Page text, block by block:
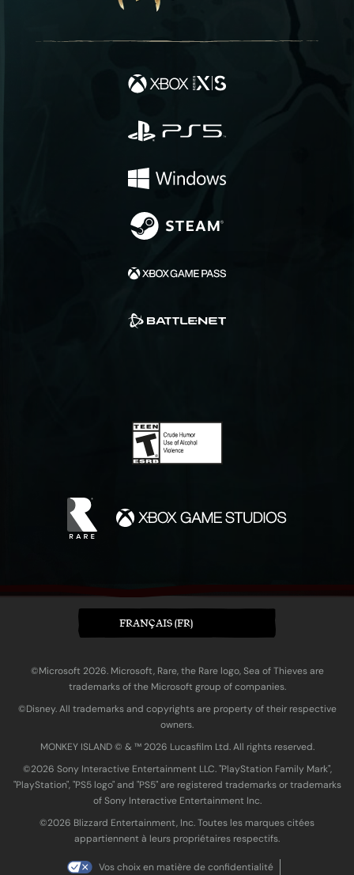
FRANÇAIS (FR)
©Microsoft 2026. Microsoft, Rare, the Rare logo, Sea of Thieves are
trademarks of the Microsoft group of companies.
©Disney. All trademarks and copyrights are property of their respective
owners.
MONKEY ISLAND © & ™ 20‍26 Lucasfilm Ltd. All rights reserved.
©2026 Sony Interactive Entertainment LLC. "PlayStation Family Mark",
"PlayStation", "PS5 logo" and "PS5" are registered trademarks or trademarks
of Sony Interactive Entertainment Inc.
©2026 Blizzard Entertainment, Inc. Toutes les marques citées
appartiennent à leurs propriétaires respectifs.
Vos choix en matière de confidentialité